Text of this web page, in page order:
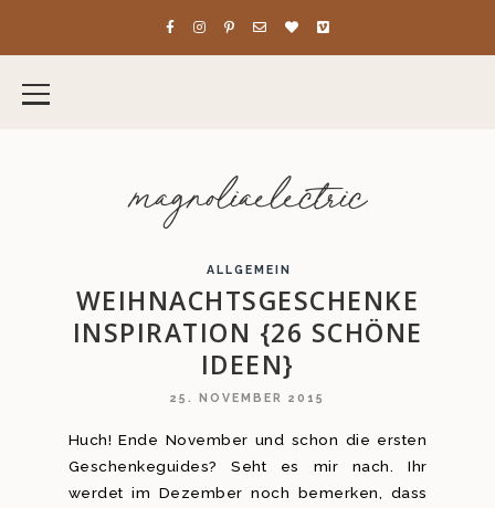
magnoliaelectric
ALLGEMEIN
WEIHNACHTSGESCHENKE
INSPIRATION {26 SCHÖNE
IDEEN}
25. NOVEMBER 2015
Huch! Ende November und schon die ersten
Geschenkeguides? Seht es mir nach. Ihr
werdet im Dezember noch bemerken, dass